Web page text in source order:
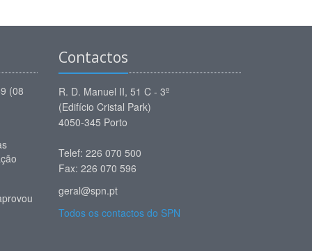
(08
Contactos
R. D. Manuel II, 51 C - 3º
(Edifício Cristal Park)
4050-345 Porto
Telef: 226 070 500
Fax: 226 070 596
geral@spn.pt
Todos os contactos do SPN